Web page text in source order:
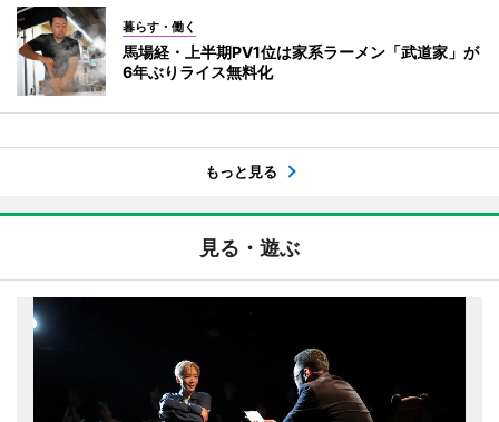
暮らす・働く
馬場経・上半期PV1位は家系ラーメン「武道家」が
6年ぶりライス無料化
もっと見る
見る・遊ぶ